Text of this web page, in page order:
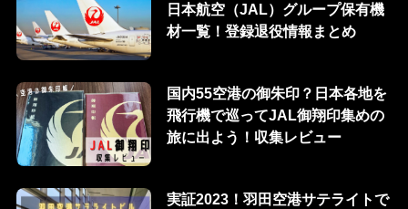
日本航空（JAL）グループ保有機
材一覧！登録退役情報まとめ
国内55空港の御朱印？日本各地を
飛行機で巡ってJAL御翔印集めの
旅に出よう！収集レビュー
実証2023！羽田空港サテライトで